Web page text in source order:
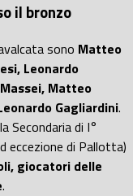
il bronzo
sono Matteo
Leonardo
Matteo
Gagliardini.
Secondaria di I°
eccezione di Pallotta)
giocatori delle
.